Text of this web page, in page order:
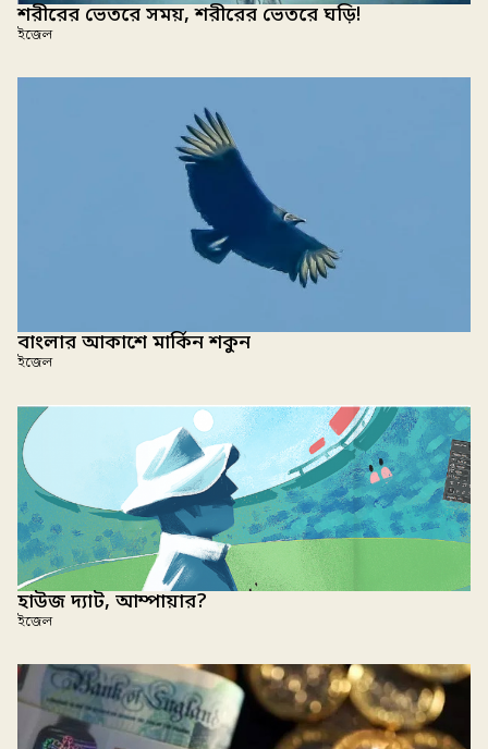
শরীরের ভেতরে সময়, শরীরের ভেতরে ঘড়ি!
ইজেল
বাংলার আকাশে মার্কিন শকুন
ইজেল
হাউজ দ্যাট, আম্পায়ার?
ইজেল